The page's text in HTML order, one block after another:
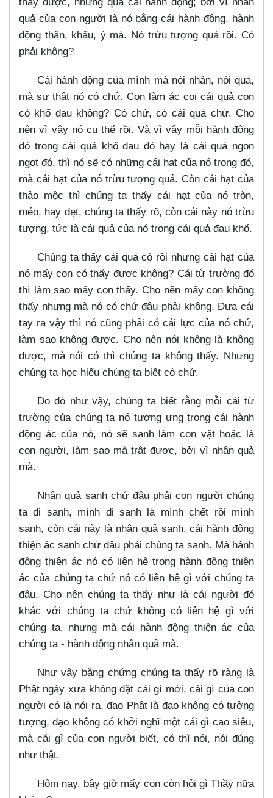
quả của con người là nó bằng cái hành động, hành
động thân, khẩu, ý mà. Nó trừu tượng quá rồi. Có
phải không?
Cái hành động của mình mà nói nhân, nói quả,
mà sự thật nó có chứ. Con làm ác coi cái quả con
có khổ đau không? Có chứ, có cái quả chứ. Cho
nên vì vậy nó cụ thể rồi. Và vì vậy mỗi hành động
đó trong cái quả khổ đau đó hay là cái quả ngon
ngọt đó, thì nó sẽ có những cái hạt của nó trong đó,
mà cái hạt của nó trừu tượng quá. Còn cái hạt của
thảo mộc thì chúng ta thấy cái hạt của nó tròn,
méo, hay dẹt, chúng ta thấy rõ, còn cái này nó trừu
tượng, tức là cái quả của nó trong cái quả đau khổ.
Chúng ta thấy cái quả có rồi nhưng cái hạt của
nó mấy con có thấy được không? Cái từ trường đó
thì làm sao mấy con thấy. Cho nên mấy con không
thấy nhưng mà nó có chứ đâu phải không. Đưa cái
tay ra vậy thì nó cũng phải có cái lực của nó chứ,
làm sao không được. Cho nên nói không là không
được, mà nói có thì chúng ta không thấy. Nhưng
chúng ta học hiểu chúng ta biết có chứ.
Do đó như vậy, chúng ta biết rằng mỗi cái từ
trường của chúng ta nó tương ưng trong cái hành
động ác của nó, nó sẽ sanh làm con vật hoặc là
con người, làm sao mà trật được, bởi vì nhân quả
mà.
Nhân quả sanh chứ đâu phải con người chúng
ta đi sanh, mình đi sanh là mình chết rồi mình
sanh, còn cái này là nhân quả sanh, cái hành động
thiện ác sanh chứ đâu phải chúng ta sanh. Mà hành
động thiện ác nó có liên hệ trong hành động thiện
ác của chúng ta chứ nó có liên hệ gì với chúng ta
đâu. Cho nên chúng ta thấy như là cái người đó
khác với chúng ta chứ không có liên hệ gì với
chúng ta, nhưng mà cái hành động thiện ác của
chúng ta - hành động nhân quả mà.
Như vậy bằng chứng chúng ta thấy rõ ràng là
Phật ngày xưa không đặt cái gì mới, cái gì của con
người có là nói ra, đạo Phật là đạo không có tưởng
tượng, đạo không có khởi nghĩ một cái gì cao siêu,
mà cái gì của con người biết, có thì nói, nói đúng
như thật.
Hôm nay, bây giờ mấy con còn hỏi gì Thầy nữa